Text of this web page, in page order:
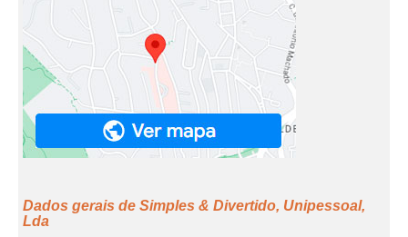
Dados gerais de Simples & Divertido, Unipessoal,
Lda